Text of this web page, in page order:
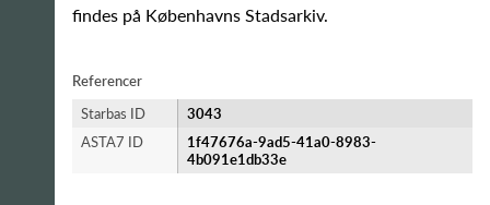
findes på Københavns Stadsarkiv.
Referencer
Starbas ID
3043
ASTA7 ID
1f47676a-9ad5-41a0-8983-
4b091e1db33e